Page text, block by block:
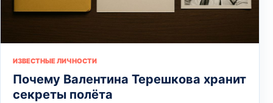
ИЗВЕСТНЫЕ ЛИЧНОСТИ
Почему Валентина Терешкова хранит
секреты полёта